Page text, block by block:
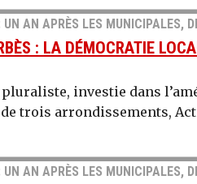
UN AN APRÈS LES MUNICIPALES,
: LA DÉMOCRATIE
investie dans
trois arrondissements,
UN AN APRÈS LES MUNICIPALES,